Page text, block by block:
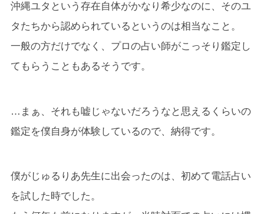
沖縄ユタという存在自体がかなり希少なのに、そのユ
タたちから認められているというのは相当なこと。
一般の方だけでなく、プロの占い師がこっそり鑑定し
てもらうこともあるそうです。
…まぁ、それも嘘じゃないだろうなと思えるくらいの
鑑定を僕自身が体験しているので、納得です。
僕がじゅるりあ先生に出会ったのは、初めて電話占い
を試した時でした。